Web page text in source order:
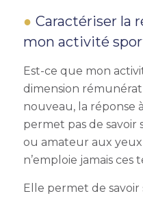
Caractériser la
mon activité
Est-ce que mon
dimension
nouveau, la réponse
permet pas de savoir
ou amateur aux
n’emploie jamais ces
Elle permet de savoir